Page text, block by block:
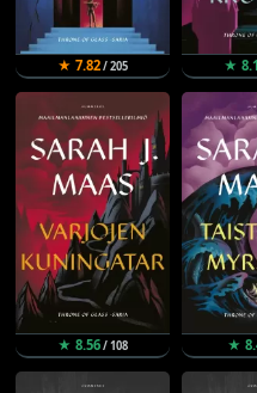
★ 7.82/ 205 ★
★ 8.56/ 108 ★